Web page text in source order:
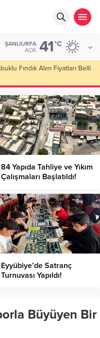
ŞANLIURFA
AÇIK 41°C
Gün 4 Bin 898 Kişiye Sıcak
84 Yapıda Tahliye ve Yıkım
Çalışmaları Başlatıldı!
Eyyübiye’de Satranç
Turnuvası Yapıldı!
Büyüyen Bir